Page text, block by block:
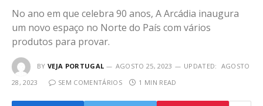
No ano em que celebra 90 anos, A Arcádia inaugura
um novo espaço no Norte do País com vários
produtos para provar.
BY VEJA PORTUGAL AGOSTO 25, 2023 UPDATED: AGOSTO
28, 2023
SEM COMENTÁRIOS 1 MIN READ